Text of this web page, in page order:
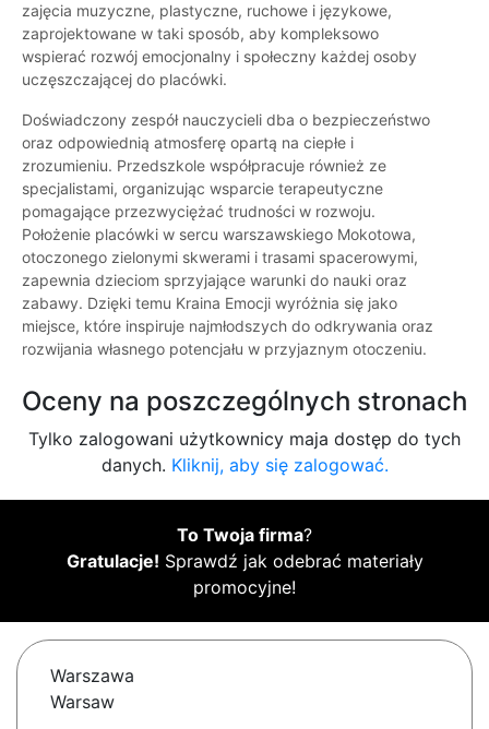
zajęcia muzyczne, plastyczne, ruchowe i językowe,
zaprojektowane w taki sposób, aby kompleksowo
wspierać rozwój emocjonalny i społeczny każdej osoby
uczęszczającej do placówki.
Doświadczony zespół nauczycieli dba o bezpieczeństwo
oraz odpowiednią atmosferę opartą na ciepłe i
zrozumieniu. Przedszkole współpracuje również ze
specjalistami, organizując wsparcie terapeutyczne
pomagające przezwyciężać trudności w rozwoju.
Położenie placówki w sercu warszawskiego Mokotowa,
otoczonego zielonymi skwerami i trasami spacerowymi,
zapewnia dzieciom sprzyjające warunki do nauki oraz
zabawy. Dzięki temu Kraina Emocji wyróżnia się jako
miejsce, które inspiruje najmłodszych do odkrywania oraz
rozwijania własnego potencjału w przyjaznym otoczeniu.
Oceny na poszczególnych stronach
Tylko zalogowani użytkownicy maja dostęp do tych
danych. Kliknij, aby się zalogować.
To Twoja firma?
Gratulacje! Sprawdź jak odebrać materiały
promocyjne!
Warszawa
Warsaw